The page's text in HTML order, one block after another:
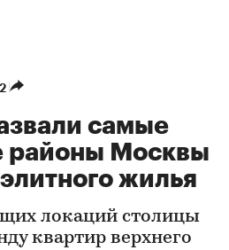
самые
районы Москвы
жилья
локаций столицы
квартир верхнего